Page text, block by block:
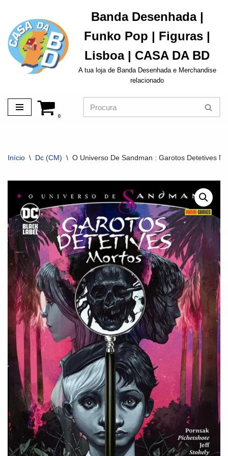
Avançar
para
o
conteúdo
Banda Desenhada |
Funko Pop | Figuras |
Lisboa | CASA DA BD
A tua loja de Banda Desenhada e Merchandise
relacionado
0
Início \ Dc (CM) \ O Universo De Sandman : Garotos Detetives